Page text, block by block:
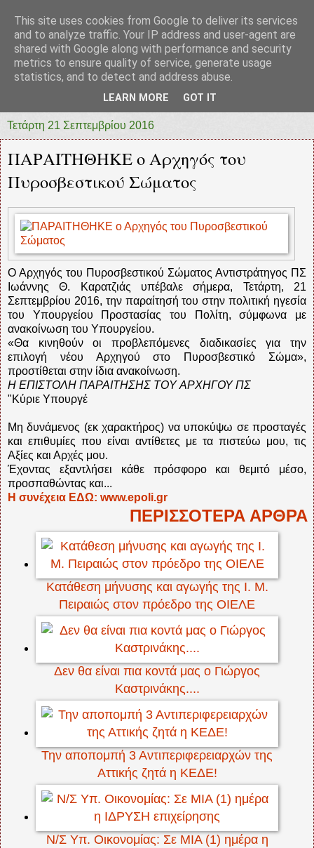
prototypia
"ΠΡΩΤΟΤΥΠΙΑ" * ΑΝΕΞΑΡΤΗΤΗ-ΗΛΕΚΤΡΟΝΙΚΗ-
Τετάρτη 21 Σεπτεμβρίου 2016
ΠΑΡΑΙΤΗΘΗΚΕ ο Αρχηγός του
Πυροσβεστικού Σώματος
Ο Αρχηγός του Πυροσβεστικού Σώματος Αντιστράτηγος ΠΣ
Ιωάννης Θ. Καρατζιάς υπέβαλε σήμερα, Τετάρτη, 21
Σεπτεμβρίου 2016, την παραίτησή του στην πολιτική ηγεσία
του Υπουργείου Προστασίας του Πολίτη, σύμφωνα με
ανακοίνωση του Υπουργείου.
«Θα κινηθούν οι προβλεπόμενες διαδικασίες για την
επιλογή νέου Αρχηγού στο Πυροσβεστικό Σώμα»,
προστίθεται στην ίδια ανακοίνωση.
Η ΕΠΙΣΤΟΛΗ ΠΑΡΑΙΤΗΣΗΣ TOY ΑΡΧΗΓΟΥ ΠΣ
"Κύριε Υπουργέ
Μη δυνάμενος (εκ χαρακτήρος) να υποκύψω σε προσταγές
και επιθυμίες που είναι αντίθετες με τα πιστεύω μου, τις
Αξίες και Αρχές μου.
Έχοντας εξαντλήσει κάθε πρόσφορο και θεμιτό μέσο,
προσπαθώντας και...
Η συνέχεια ΕΔΩ: www.epoli.gr
ΠΕΡΙΣΣΟΤΕΡΑ ΑΡΘΡΑ
Κατάθεση μήνυσης και αγωγής της Ι. Μ.
Πειραιώς στον πρόεδρο της ΟΙΕΛΕ
Δεν θα είναι πια κοντά μας ο Γιώργος
Καστρινάκης....
Την αποπομπή 3 Αντιπεριφερειαρχών της
Αττικής ζητά η ΚΕΔΕ!
Ν/Σ Υπ. Οικονομίας: Σε ΜΙΑ (1) ημέρα η
This site uses cookies from Google to deliver its services
and to analyze traffic. Your IP address and user-agent are
shared with Google along with performance and security
metrics to ensure quality of service, generate usage
statistics, and to detect and address abuse.
LEARN MORE GOT IT